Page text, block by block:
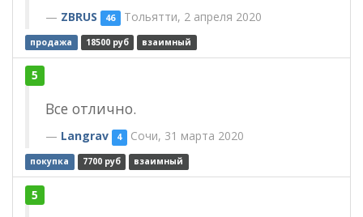
ZBRUS 46 Тольятти, 2 апреля 2020
продажа 18500 руб взаимный
5
Все отлично.
Langrav 4 Сочи, 31 марта 2020
покупка 7700 руб взаимный
5